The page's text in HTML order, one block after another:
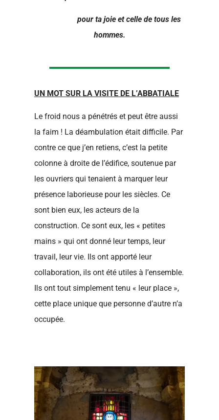
pour ta joie et celle de tous les
hommes.
UN MOT SUR LA VISITE DE L’ABBATIALE
Le froid nous a pénétrés et peut être aussi
la faim ! La déambulation était difficile. Par
contre ce que j’en retiens, c’est la petite
colonne à droite de l’édifice, soutenue par
les ouvriers qui tenaient à marquer leur
présence laborieuse pour les siècles. Ce
sont bien eux, les acteurs de la
construction. Ce sont eux, les « petites
mains » qui ont donné leur temps, leur
travail, leur vie. Ils ont apporté leur
collaboration, ils ont été utiles à l’ensemble.
Ils ont tout simplement tenu « leur place »,
cette place unique que personne d’autre n’a
occupée.